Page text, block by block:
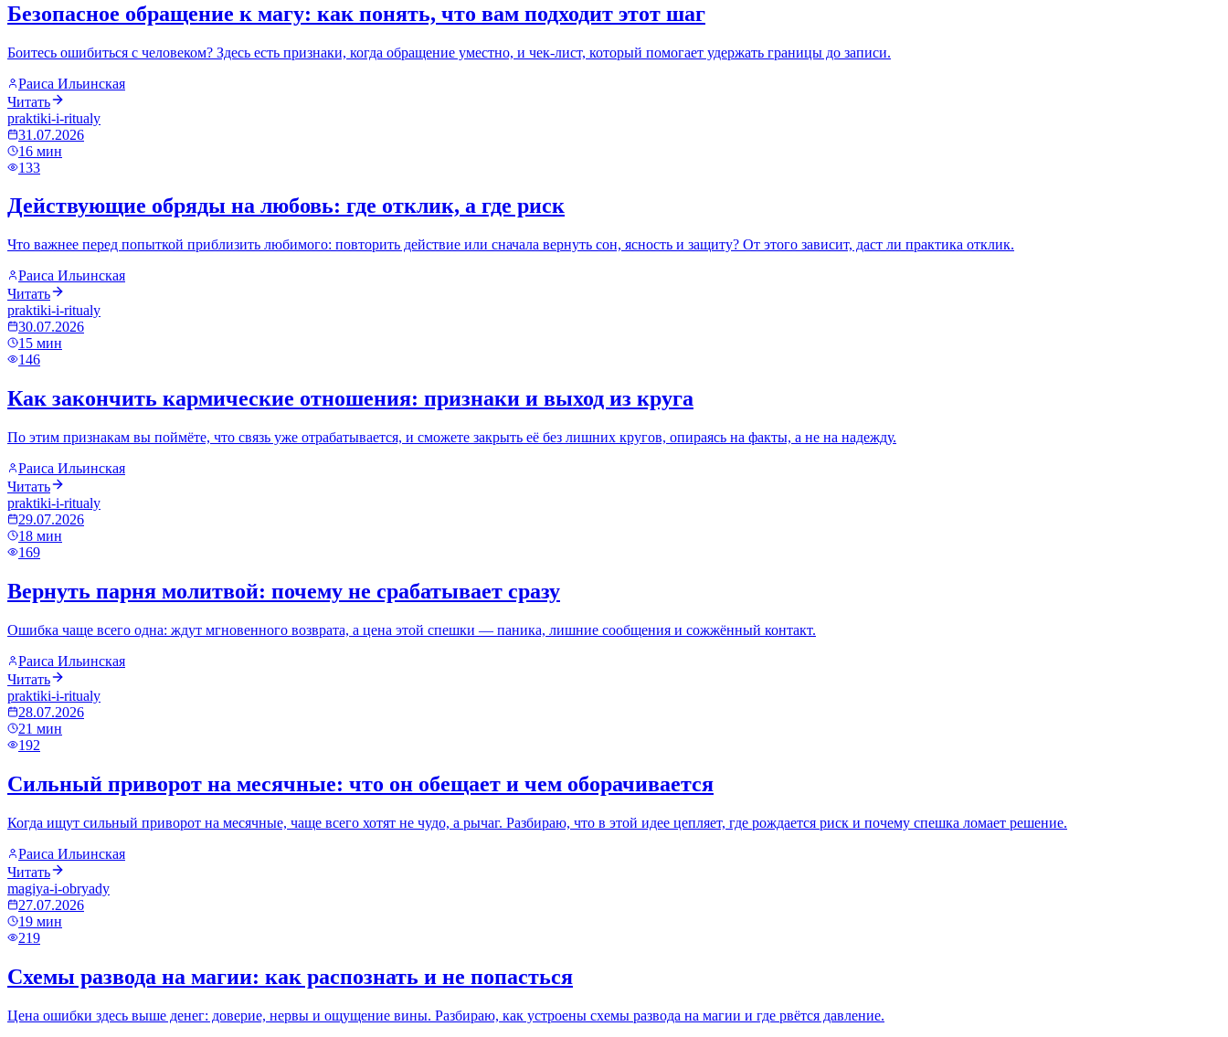
Безопасное обращение к магу: как понять, что вам подходит этот шаг
Боитесь ошибиться с человеком? Здесь есть признаки, когда обращение уместно, и чек-лист, который помогает удержать границы до записи.
Раиса Ильинская
Читать
praktiki-i-ritualy
31.07.2026
16 мин
133
Действующие обряды на любовь: где отклик, а где риск
Что важнее перед попыткой приблизить любимого: повторить действие или сначала вернуть сон, ясность и защиту? От этого зависит, даст ли практика отклик.
Раиса Ильинская
Читать
praktiki-i-ritualy
30.07.2026
15 мин
146
Как закончить кармические отношения: признаки и выход из круга
По этим признакам вы поймёте, что связь уже отрабатывается, и сможете закрыть её без лишних кругов, опираясь на факты, а не на надежду.
Раиса Ильинская
Читать
praktiki-i-ritualy
29.07.2026
18 мин
169
Вернуть парня молитвой: почему не срабатывает сразу
Ошибка чаще всего одна: ждут мгновенного возврата, а цена этой спешки — паника, лишние сообщения и сожжённый контакт.
Раиса Ильинская
Читать
praktiki-i-ritualy
28.07.2026
21 мин
192
Сильный приворот на месячные: что он обещает и чем оборачивается
Когда ищут сильный приворот на месячные, чаще всего хотят не чудо, а рычаг. Разбираю, что в этой идее цепляет, где рождается риск и почему спешка ломает решение.
Раиса Ильинская
Читать
magiya-i-obryady
27.07.2026
19 мин
219
Схемы развода на магии: как распознать и не попасться
Цена ошибки здесь выше денег: доверие, нервы и ощущение вины. Разбираю, как устроены схемы развода на магии и где рвётся давление.